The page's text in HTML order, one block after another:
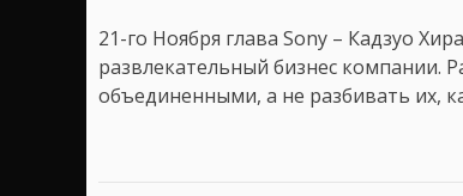
21-го Ноября глава Sony – Кадзуо
развлекательный бизнес компании.
объединенными, а не разбивать их,